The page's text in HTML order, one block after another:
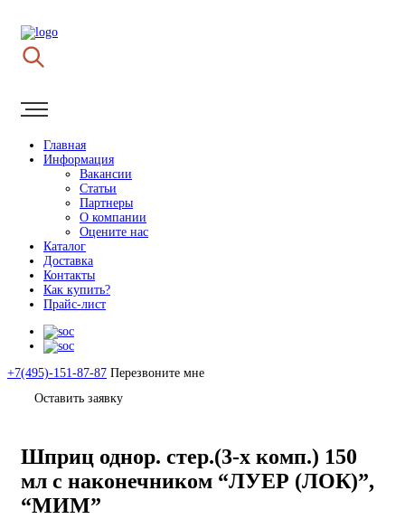
Главная
Информация
Вакансии
Статьи
Партнеры
О компании
Оцените нас
Каталог
Доставка
Контакты
Как купить?
Прайс-лист
+7(495)-151-87-87 Перезвоните мне
Оставить заявку
Шприц однор. стер.(3-х комп.) 150
мл с наконечником “ЛУЕР (ЛОК)”,
“МИМ”